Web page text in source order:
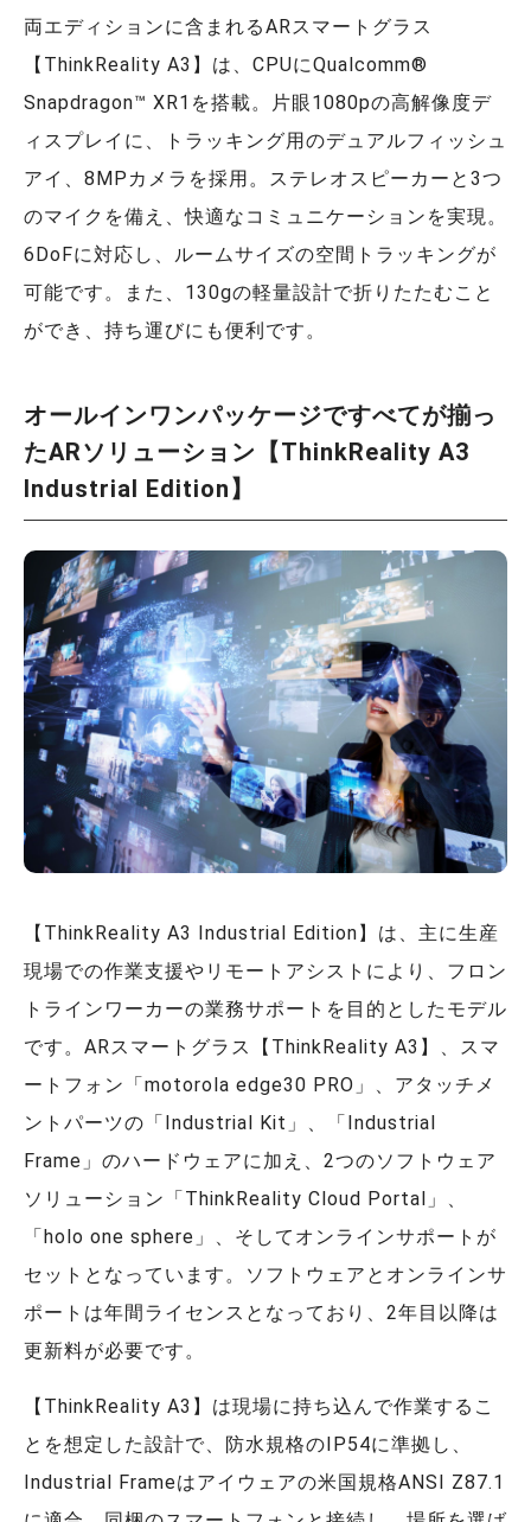
両エディションに含まれるARスマートグラス
【ThinkReality A3】は、CPUにQualcomm®
Snapdragon™ XR1を搭載。片眼1080pの高解像度デ
ィスプレイに、トラッキング用のデュアルフィッシュ
アイ、8MPカメラを採用。ステレオスピーカーと3つ
のマイクを備え、快適なコミュニケーションを実現。
6DoFに対応し、ルームサイズの空間トラッキングが
可能です。また、130gの軽量設計で折りたたむこと
ができ、持ち運びにも便利です。
オールインワンパッケージですべてが揃っ
たARソリューション【ThinkReality A3
Industrial Edition】
【ThinkReality A3 Industrial Edition】は、主に生産
現場での作業支援やリモートアシストにより、フロン
トラインワーカーの業務サポートを目的としたモデル
です。ARスマートグラス【ThinkReality A3】、スマ
ートフォン「motorola edge30 PRO」、アタッチメ
ントパーツの「Industrial Kit」、「Industrial
Frame」のハードウェアに加え、2つのソフトウェア
ソリューション「ThinkReality Cloud Portal」、
「holo one sphere」、そしてオンラインサポートが
セットとなっています。ソフトウェアとオンラインサ
ポートは年間ライセンスとなっており、2年目以降は
更新料が必要です。
【ThinkReality A3】は現場に持ち込んで作業するこ
とを想定した設計で、防水規格のIP54に準拠し、
Industrial Frameはアイウェアの米国規格ANSI Z87.1